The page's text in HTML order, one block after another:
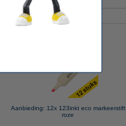
Aanbieding: 12x 123inkt eco markeerstift
roze